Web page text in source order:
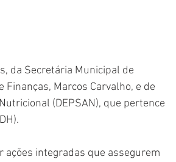
da Secretária Municipal de
Marcos Carvalho, e de
(DEPSAN), que pertence
ações integradas que assegurem